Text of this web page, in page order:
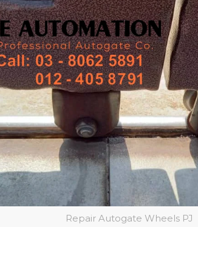
Repair Autogate Wheels PJ